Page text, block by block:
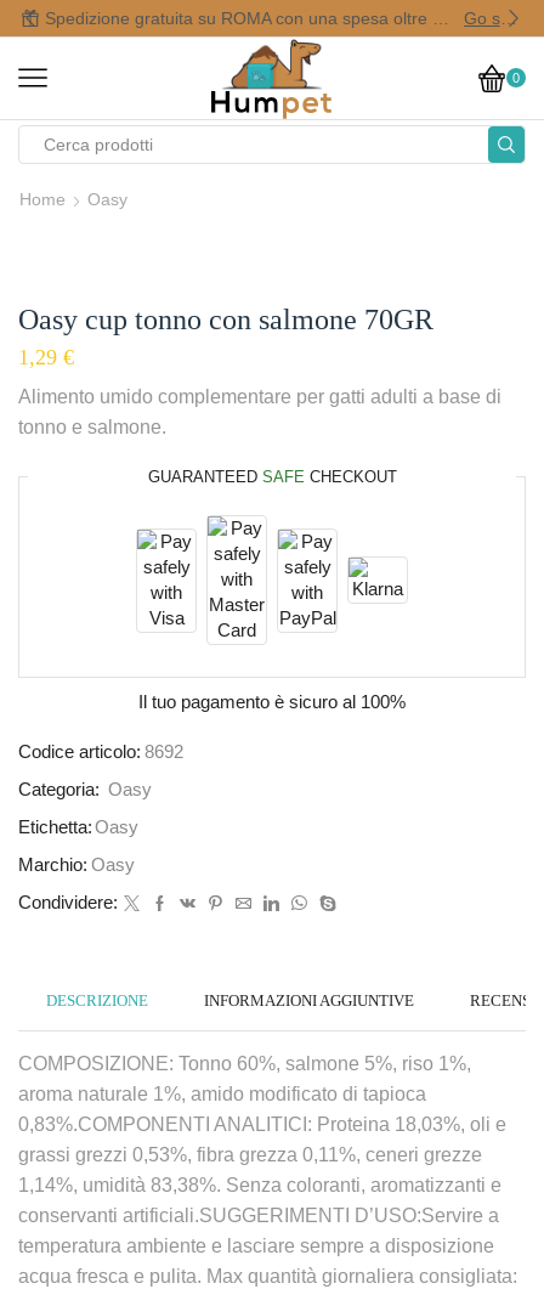
Go shop
0
Home Oasy
Oasy cup tonno con salmone 70GR
1,29 €
Alimento umido complementare per gatti adulti a base di
tonno e salmone.
GUARANTEED SAFE CHECKOUT
Il tuo pagamento è sicuro al 100%
Codice articolo: 8692
Categoria: Oasy
Etichetta:Oasy
Marchio: Oasy
Condividere:
DESCRIZIONE INFORMAZIONI AGGIUNTIVE
COMPOSIZIONE: Tonno 60%, salmone 5%, riso 1%,
aroma naturale 1%, amido modificato di tapioca
0,83%.COMPONENTI ANALITICI: Proteina 18,03%, oli e
grassi grezzi 0,53%, fibra grezza 0,11%, ceneri grezze
1,14%, umidità 83,38%. Senza coloranti, aromatizzanti e
conservanti artificiali.SUGGERIMENTI D’USO:Servire a
temperatura ambiente e lasciare sempre a disposizione
acqua fresca e pulita. Max quantità giornaliera consigliata: